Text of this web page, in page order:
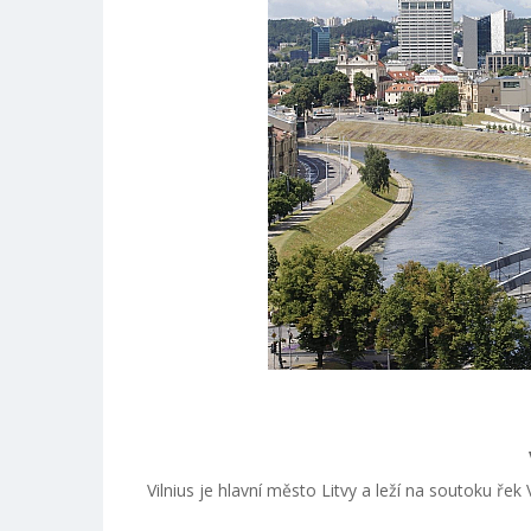
Vilnius je hlavní město Litvy a leží na soutoku